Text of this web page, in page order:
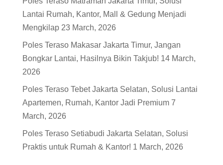
Lantai Rumah, Kantor, Mall & Gedung Menjadi
Mengkilap 23 March, 2026
Poles Teraso Makasar Jakarta Timur, Jangan
Bongkar Lantai, Hasilnya Bikin Takjub! 14 March,
2026
Poles Teraso Tebet Jakarta Selatan, Solusi Lantai
Apartemen, Rumah, Kantor Jadi Premium 7
March, 2026
Poles Teraso Setiabudi Jakarta Selatan, Solusi
Praktis untuk Rumah & Kantor! 1 March, 2026